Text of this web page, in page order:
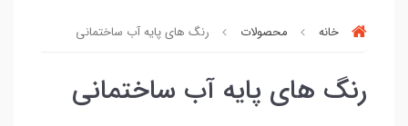
خانه محصولات رنگ های پایه آب ساختمانی
رنگ های پایه آب ساختمانی